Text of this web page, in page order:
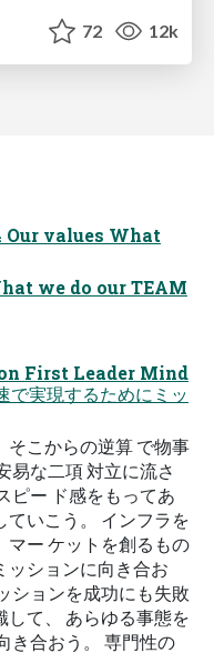
72 12k
Our values What
we do our TEAM
First Leader Mind
実現するためにミッ
そこからの逆算 で物事
易な二項 対立に流さ
ピー ド感をもってあ
ていこう。 インフラを
マー ケットを創るもの
ッションに向き合お
ションを成功にも失敗
して、 あらゆる事態を
き合おう。 専門性の